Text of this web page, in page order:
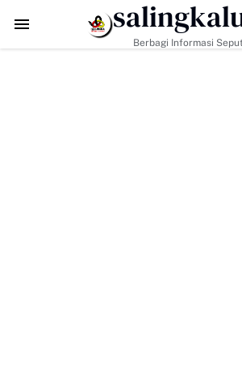
Pemerintah, H. Ilson Cong Dorong
Berbagi Informasi